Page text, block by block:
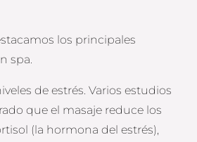
los principales
spa.
de estrés. Varios estudios
que el masaje reduce los
(la hormona del estrés),